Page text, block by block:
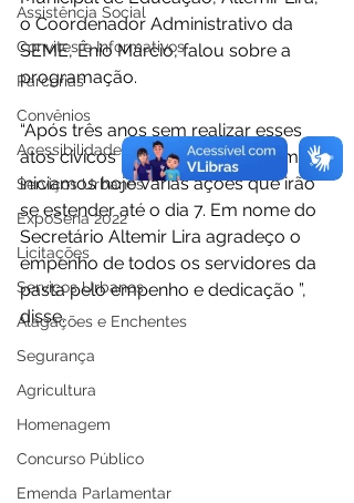
Assistência Social
Convites e Informativos
Parcerias
Convênios
Acessibilidade
Serviços Urbanos
ExpoSena 2022
Licitações
Serviços Urbanos
Alagações e Enchentes
Segurança
Agricultura
Homenagem
Concurso Público
Emenda Parlamentar
o Coordenador Administrativo da
SEME, Ênio Márcio, falou sobre a
programação.
“Após três anos sem realizar esses
atos cívicos por conta da pandemia,
iniciamos hoje várias ações que irão
se estender até o dia 7. Em nome do
Secretário Altemir Lira agradeço o
empenho de todos os servidores da
pasta pelo empenho e dedicação ”,
disse.